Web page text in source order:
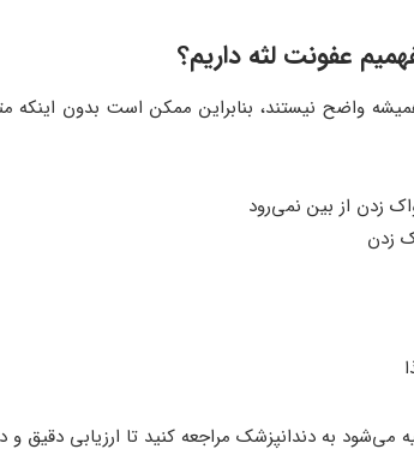
عفونت لثه داریم؟
واضح نیستند، بنابراین ممکن است بدون
زدن از بین نمی‌رود
زدن
می‌شود به دندانپزشک مراجعه کنید تا ارزیابی دقیق